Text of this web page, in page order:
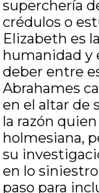
superchería
crédulos o
Elizabeth es
humanidad y
deber entre
Abrahames
en el altar de
la razón
holmesiana,
su
en lo
paso para